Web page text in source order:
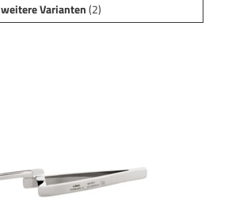
weitere Varianten(2)